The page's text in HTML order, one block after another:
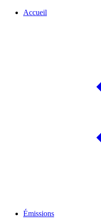
Accueil
Émissions